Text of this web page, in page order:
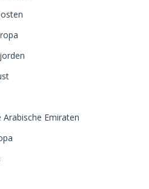
Arabische Emiraten